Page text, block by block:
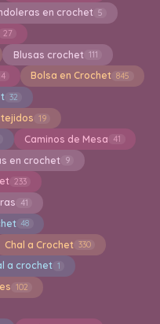
en crochet 5
27
Blusas crochet 111
Bolsa en Crochet 845
32
19
Caminos de Mesa 41
en crochet 9
233
41
48
Chal a Crochet 330
a crochet 1
102